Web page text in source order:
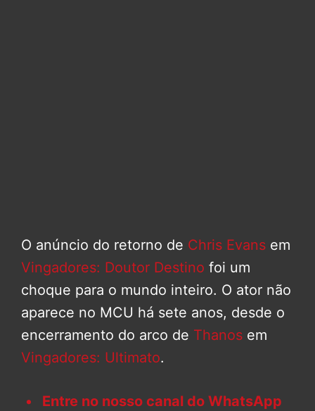
O anúncio do retorno de Chris Evans em
Vingadores: Doutor Destino foi um
choque para o mundo inteiro. O ator não
aparece no MCU há sete anos, desde o
encerramento do arco de Thanos em
Vingadores: Ultimato.
Entre no nosso canal do WhatsApp